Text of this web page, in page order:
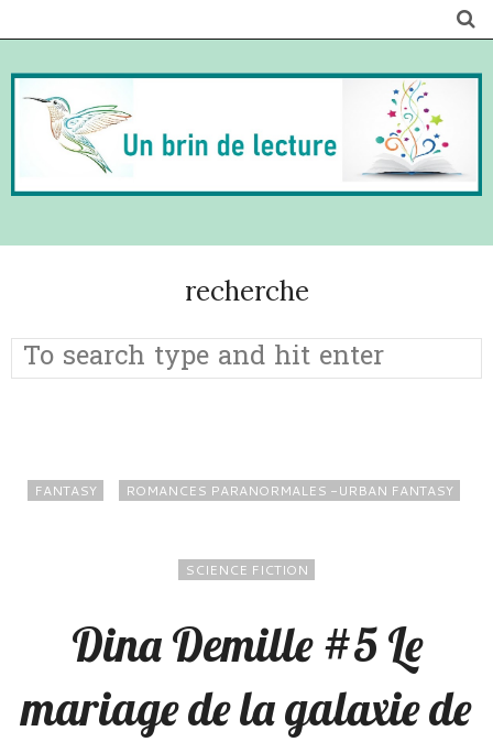
recherche
FANTASY ROMANCES PARANORMALES -URBAN FANTASY
SCIENCE FICTION
Dina Demille #5 Le
mariage de la galaxie de